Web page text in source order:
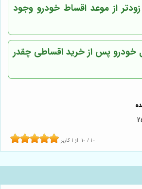
از موعد اقساط خودرو وجود
پس از خرید اقساطی چقدر
10 / 10 از 1 کاربر